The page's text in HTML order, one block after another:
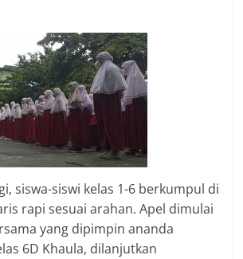
siswa-siswi kelas 1-6 berkumpul di
rapi sesuai arahan. Apel dimulai
yang dipimpin ananda
6D Khaula, dilanjutkan